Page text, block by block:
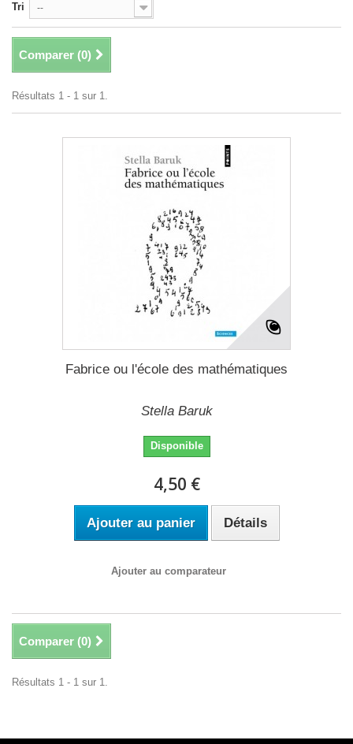
Tri --
Comparer (0)
Résultats 1 - 1 sur 1.
Fabrice ou l'école des mathématiques
Stella Baruk
Disponible
4,50 €
Ajouter au panier Détails
Ajouter au comparateur
Comparer (0)
Résultats 1 - 1 sur 1.